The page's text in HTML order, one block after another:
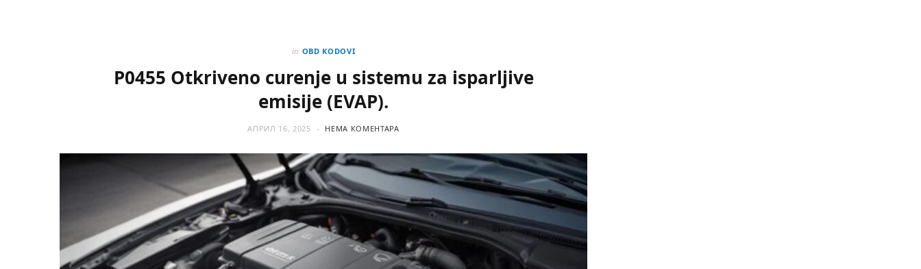
in OBD KODOVI
P0455 Otkriveno curenje u sistemu za isparljive
emisije (EVAP).
АПРИЛ 16, 2025 НЕМА КОМЕНТАРА